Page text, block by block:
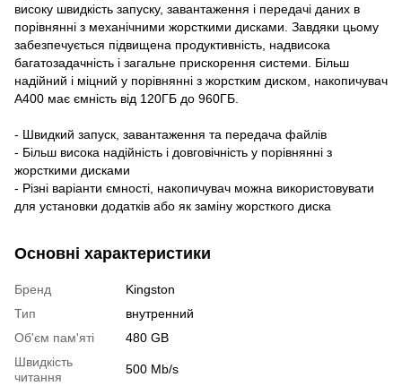
високу швидкість запуску, завантаження і передачі даних в
порівнянні з механічними жорсткими дисками. Завдяки цьому
забезпечується підвищена продуктивність, надвисока
багатозадачність і загальне прискорення системи. Більш
надійний і міцний у порівнянні з жорстким диском, накопичувач
A400 має ємність від 120ГБ до 960ГБ.
- Швидкий запуск, завантаження та передача файлів
- Більш висока надійність і довговічність у порівнянні з
жорсткими дисками
- Різні варіанти ємності, накопичувач можна використовувати
для установки додатків або як заміну жорсткого диска
Основні характеристики
Бренд
Kingston
Тип
внутренний
Об'єм пам'яті
480 GB
Швидкість
читання
500 Mb/s